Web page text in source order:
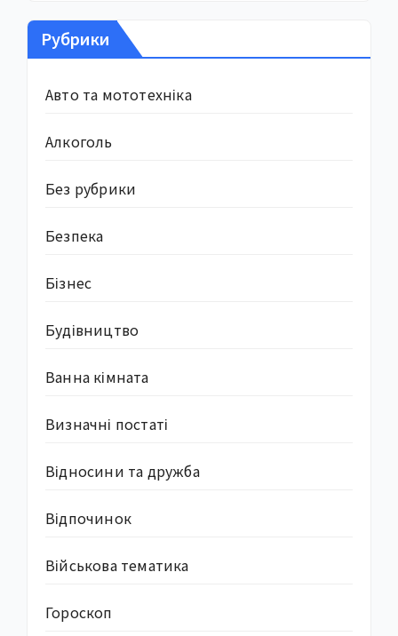
Рубрики
Авто та мототехніка
Алкоголь
Без рубрики
Безпека
Бізнес
Будівництво
Ванна кімната
Визначні постаті
Відносини та дружба
Відпочинок
Військова тематика
Гороскоп